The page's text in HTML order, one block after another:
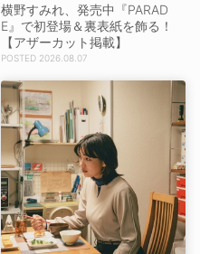
横野すみれ、発売中『PARAD
E』で初登場＆裏表紙を飾る！
【アザーカット掲載】
2026.08.07